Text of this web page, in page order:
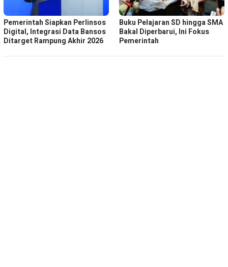
Pemerintah Siapkan Perlinsos
Digital, Integrasi Data Bansos
Ditarget Rampung Akhir 2026
Buku Pelajaran SD hingga SMA
Bakal Diperbarui, Ini Fokus
Pemerintah